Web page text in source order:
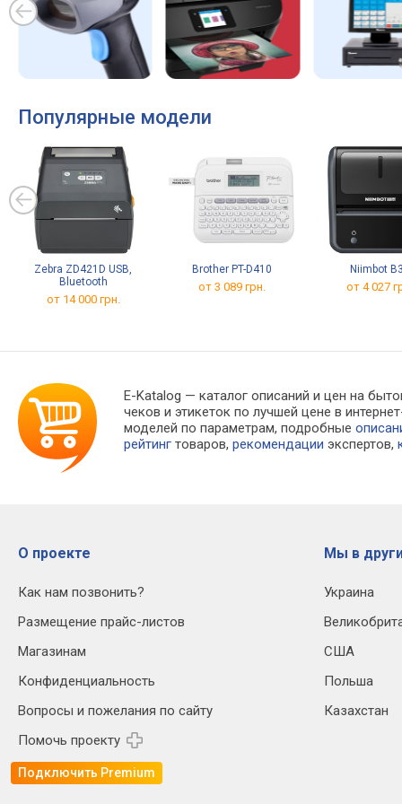
Популярные модели
Zebra ZD421D USB,
Bluetooth
от 14 000 грн.
Brother PT-D410
от 3 089 грн.
Niimbot
от 4 027
E-Katalog — каталог описаний и цен на
чеков и этикеток по лучшей цене в
моделей по параметрам, подробные
рейтинг товаров,рекомендации экспертов,
О проекте
Как нам позвонить?
Размещение прайс-листов
Магазинам
Конфиденциальность
Вопросы и пожелания по сайту
Помочь проекту
Подключить Premium
Мы в
Украина
США
Польша
Казахстан